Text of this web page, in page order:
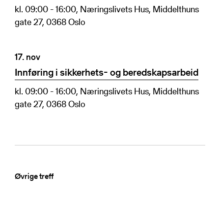
kl. 09:00 - 16:00, Næringslivets Hus, Middelthuns
gate 27, 0368 Oslo
17. nov
Innføring i sikkerhets- og beredskapsarbeid
kl. 09:00 - 16:00, Næringslivets Hus, Middelthuns
gate 27, 0368 Oslo
Øvrige treff